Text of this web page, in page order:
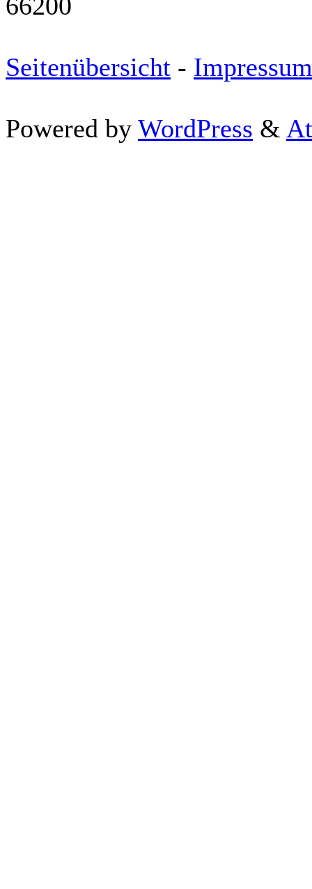
Seitenübersicht - Impressum
Powered by WordPress &